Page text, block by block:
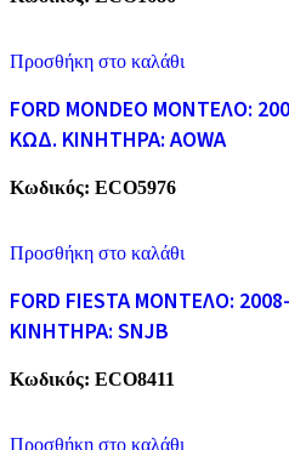
Προσθήκη στο καλάθι
FORD MONDEO ΜΟΝΤΕΛΟ:
ΚΩΔ. ΚΙΝΗΤΗΡΑ: AOWA
Κωδικός: ECO5976
Προσθήκη στο καλάθι
FORD FIESTA ΜΟΝΤΕΛΟ:
ΚΙΝΗΤΗΡΑ: SNJB
Κωδικός: ECO8411
Προσθήκη στο καλάθι